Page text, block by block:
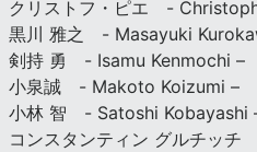
クリストフ・ピエ -
黒川 雅之 - Masayuki
剣持 勇 - Isamu Kenmochi –
小泉誠 - Makoto Koizumi –
小林 智 - Satoshi Kobayashi
コンスタンティン グルチッ